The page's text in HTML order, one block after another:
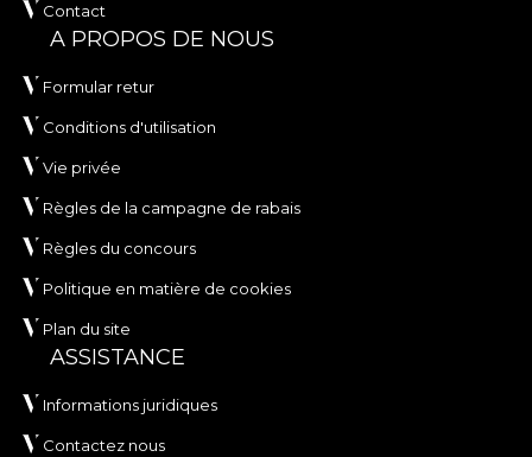
Contact
A PROPOS DE NOUS
Formular retur
Conditions d'utilisation
Vie privée
Règles de la campagne de rabais
Règles du concours
Politique en matière de cookies
Plan du site
ASSISTANCE
Informations juridiques
Contactez nous